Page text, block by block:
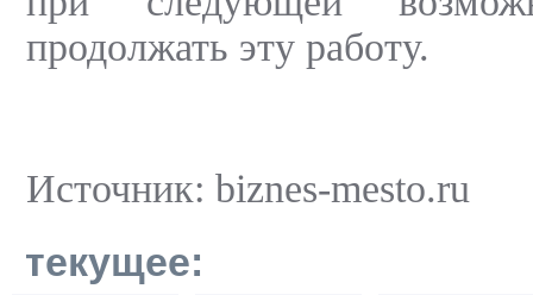
продолжать эту работу.
Источник: biznes-mesto.ru
текущее: